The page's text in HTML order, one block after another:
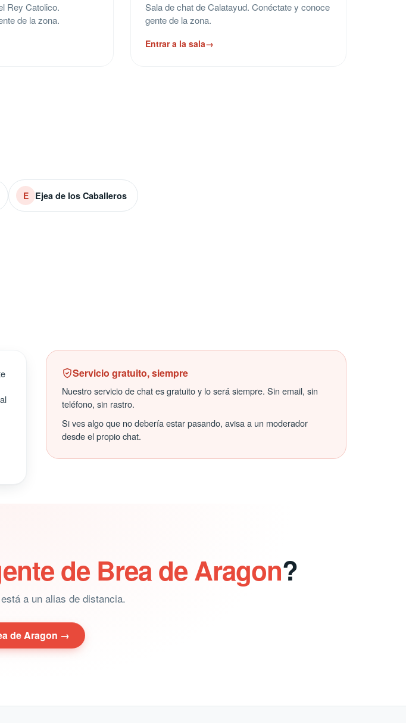
Rey Catolico.
de la zona.
Sala de chat de Calatayud. Conéctate y conoce
gente de la zona.
Entrar a la sala→
E Ejea de los Caballeros
Servicio gratuito, siempre
Nuestro servicio de chat es gratuito y lo será siempre. Sin email, sin
teléfono, sin rastro.
Si ves algo que no debería estar pasando, avisa a un moderador
desde el propio chat.
de Brea de Aragon?
a un alias de distancia.
de Aragon →